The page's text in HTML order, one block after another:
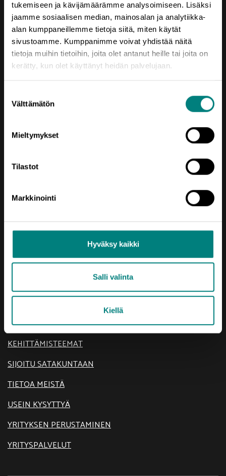
tukemiseen ja kävijämäärämme analysoimiseen. Lisäksi
jaamme sosiaalisen median, mainosalan ja analytiikka-
alan kumppaneillemme tietoja siitä, miten käytät
sivustoamme. Kumppanimme voivat yhdistää näitä
tietoja muihin tietoihin, joita olet antanut heille tai joita on
kerätty, kun olet käyttänyt heidän palvelujaan.
valinta
Välttämätön
Mieltymykset
Tilastot
Markkinointi
Hyväksy kaikki
Salli valinta
Kiellä
Yhteystiedot
Porin Leijona
Yrjönkatu 6
prizztech@prizz.fi
Rekisteriseloste
Saavutettavuusseloste
Oikotie
AJANKOHTAISTA
KEHITTÄMISTEEMAT
SIJOITU SATAKUNTAAN
TIETOA MEISTÄ
USEIN KYSYTTYÄ
YRITYKSEN PERUSTAMINEN
YRITYSPALVELUT